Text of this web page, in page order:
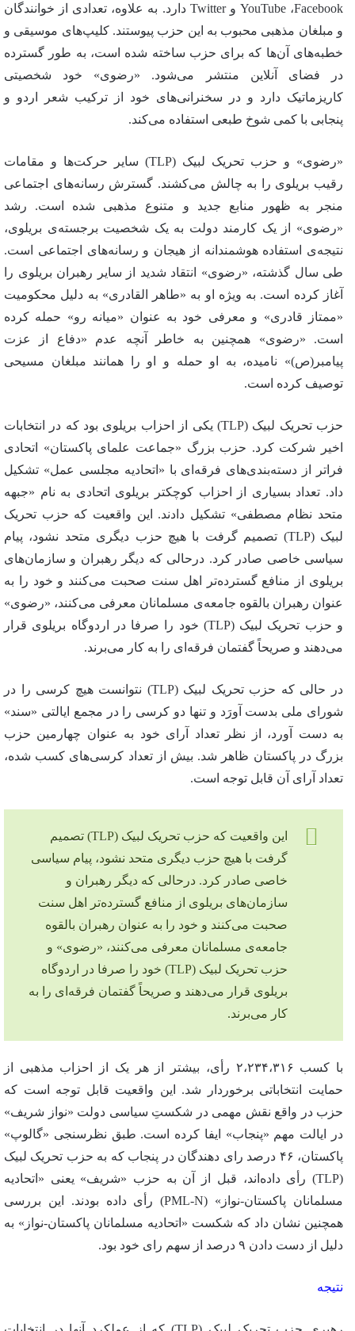
YouTube ،Facebook و Twitter دارد. به علاوه، تعدادی از خوانندگان
و مبلغان مذهبی محبوب به این حزب پیوستند. کلیپ‌های موسیقی و
خطبه‌های آن‌ها که برای حزب ساخته شده است، به طور گسترده
در فضای آنلاین منتشر می‌شود. «رضوی» خود شخصیتی
کاریزماتیک دارد و در سخنرانی‌های خود از ترکیب شعر اردو و
پنجابی با کمی شوخ طبعی استفاده می‌کند.
«رضوی» و حزب تحریک لبیک (TLP) سایر حرکت‌ها و مقامات
رقیب بریلوی را به چالش می‌کشند. گسترش رسانه‌های اجتماعی
منجر به ظهور منابع جدید و متنوع مذهبی شده است. رشد
«رضوی» از یک کارمند دولت به یک شخصیت برجسته‌ی بریلوی،
نتیجه‌ی استفاده هوشمندانه از هیجان و رسانه‌های اجتماعی است.
طی سال گذشته، «رضوی» انتقاد شدید از سایر رهبران بریلوی را
آغاز کرده است. به ویژه او به «طاهر القادری» به دلیل محکومیت
«ممتاز قادری» و معرفی خود به عنوان «میانه رو» حمله کرده
است. «رضوی» همچنین به خاطر آنچه عدم «دفاع از عزت
پیامبر(ص)» نامیده، به او حمله و او را همانند مبلغان مسیحی
توصیف کرده است.
حزب تحریک لبیک (TLP) یکی از احزاب بریلوی بود که در انتخابات
اخیر شرکت کرد. حزب بزرگ «جماعت علمای پاکستان» اتحادی
فراتر از دسته‌بندی‌های فرقه‌ای با «اتحادیه مجلسی عمل» تشکیل
داد. تعداد بسیاری از احزاب کوچکتر بریلوی اتحادی به نام «جبهه
متحد نظام مصطفی» تشکیل دادند. این واقعیت که حزب تحریک
لبیک (TLP) تصمیم گرفت با هیچ حزب دیگری متحد نشود، پیام
سیاسی خاصی صادر کرد. درحالی که دیگر رهبران و سازمان‌های
بریلوی از منافع گسترده‌تر اهل سنت صحبت می‌کنند و خود را به
عنوان رهبران بالقوه جامعه‌ی مسلمانان معرفی می‌کنند، «رضوی»
و حزب تحریک لبیک (TLP) خود را صرفا در اردوگاه بریلوی قرار
می‌دهند و صریحاً گفتمان فرقه‌ای را به کار می‌برند.
در حالی که حزب تحریک لبیک (TLP) نتوانست هیچ کرسی را در
شورای ملی بدست آورَد و تنها دو کرسی را در مجمع ایالتی «سند»
به دست آورد، از نظر تعداد آرای خود به عنوان چهارمین حزب
بزرگ در پاکستان ظاهر شد. بیش از تعداد کرسی‌های کسب شده،
تعداد آرای آن قابل توجه است.
این واقعیت که حزب تحریک لبیک (TLP) تصمیم
گرفت با هیچ حزب دیگری متحد نشود، پیام سیاسی
خاصی صادر کرد. درحالی که دیگر رهبران و
سازمان‌های بریلوی از منافع گسترده‌تر اهل سنت
صحبت می‌کنند و خود را به عنوان رهبران بالقوه
جامعه‌ی مسلمانان معرفی می‌کنند، «رضوی» و
حزب تحریک لبیک (TLP) خود را صرفا در اردوگاه
بریلوی قرار می‌دهند و صریحاً گفتمان فرقه‌ای را به
کار می‌برند.
با کسب ۲،۲۳۴،۳۱۶ رأی، بیشتر از هر یک از احزاب مذهبی از
حمایت انتخاباتی برخوردار شد. این واقعیت قابل توجه است که
حزب در واقع نقش مهمی در شکستِ سیاسی دولت «نواز شریف»
در ایالت مهم «پنجاب» ایفا کرده است. طبق نظرسنجی «گالوپ»
پاکستان، ۴۶ درصد رای دهندگان در پنجاب که به حزب تحریک لبیک
(TLP) رأی داده‌اند، قبل از آن به حزب «شریف» یعنی «اتحادیه
مسلمانان پاکستان-نواز» (PML-N) رأی داده بودند. این بررسی
همچنین نشان داد که شکست «اتحادیه مسلمانان پاکستان-نواز» به
دلیل از دست دادن ۹ درصد از سهم رای خود بود.
نتیجه